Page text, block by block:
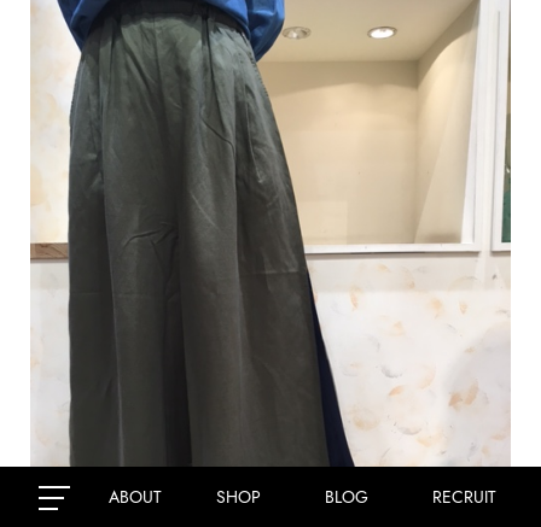
ABOUT SHOP BLOG RECRUIT